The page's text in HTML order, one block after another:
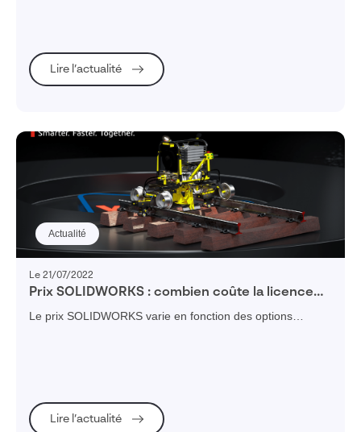
Lire l’actualité
Actualité
Le 21/07/2022
Prix SOLIDWORKS : combien coûte la licence
SOLIDWORKS ?
Le prix SOLIDWORKS varie en fonction des options
Lire l’actualité